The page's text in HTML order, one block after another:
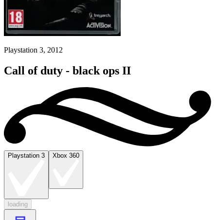
Playstation 3, 2012
Call of duty - black ops II
Playstation 3 Xbox 360
loading